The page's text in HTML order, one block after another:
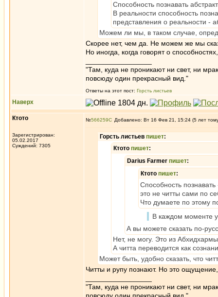
Способность познавать
В реальности способность
представления о реальности -
Можем ли мы, в таком случае,
Скорее нет, чем да. Не можем же мы
Но иногда, когда говорят о
"Там, куда не проникают ни свет, ни
повсюду один прекрасный вид."
Ответы на этот пост: Горсть листьев
Наверх
Ктото
Зарегистрирован:
05.02.2017
Суждений: 7305
№566259 Добавлено: Вт 16 Фев 21, 15:24 (5 лет
Горсть листьев пишет:
Ктото пишет:
Darius Farmer пишет:
Ктото пишет:
Способность
это не читты сами по
Что думаете по этому
В каждом моменте
А вы можете сказать по-
Нет, не могу. Это из
А читта переводится как
Может быть, удобно сказать, что
Читты и рупу познают. Но это
"Там, куда не проникают ни свет, ни